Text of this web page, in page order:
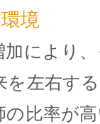
境
により
左右す
比率が